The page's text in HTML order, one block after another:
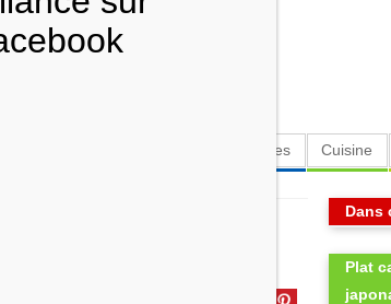
ne voient qu'une simple
Insolites Cuisine
Dans
Plat